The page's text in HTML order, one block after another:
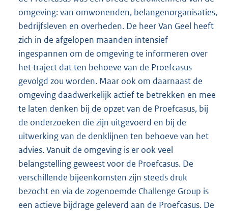
omgeving: van omwonenden, belangenorganisaties,
bedrijfsleven en overheden. De heer Van Geel heeft
zich in de afgelopen maanden intensief
ingespannen om de omgeving te informeren over
het traject dat ten behoeve van de Proefcasus
gevolgd zou worden. Maar ook om daarnaast de
omgeving daadwerkelijk actief te betrekken en mee
te laten denken bij de opzet van de Proefcasus, bij
de onderzoeken die zijn uitgevoerd en bij de
uitwerking van de denklijnen ten behoeve van het
advies. Vanuit de omgeving is er ook veel
belangstelling geweest voor de Proefcasus. De
verschillende bijeenkomsten zijn steeds druk
bezocht en via de zogenoemde Challenge Group is
een actieve bijdrage geleverd aan de Proefcasus. De